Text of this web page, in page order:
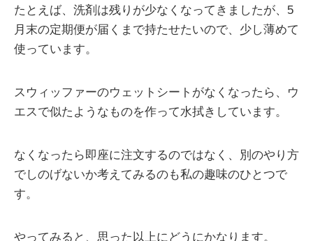
たとえば、洗剤は残りが少なくなってきましたが、5
月末の定期便が届くまで持たせたいので、少し薄めて
使っています。
スウィッファーのウェットシートがなくなったら、ウ
エスで似たようなものを作って水拭きしています。
なくなったら即座に注文するのではなく、別のやり方
でしのげないか考えてみるのも私の趣味のひとつで
す。
やってみると、思った以上にどうにかなります。